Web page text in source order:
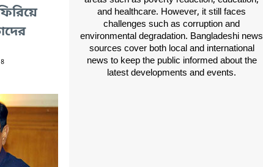
and healthcare. However, it still faces
challenges such as corruption and
environmental degradation. Bangladeshi news
sources cover both local and international
news to keep the public informed about the
latest developments and events.